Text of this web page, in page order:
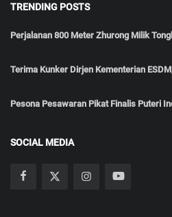
TRENDING POSTS
Perjalanan 800 Meter Zhurong Milik
Terima Kunker Dirjen Kementerian
Pesona Pesawaran Pikat Finalis Puteri
SOCIAL MEDIA